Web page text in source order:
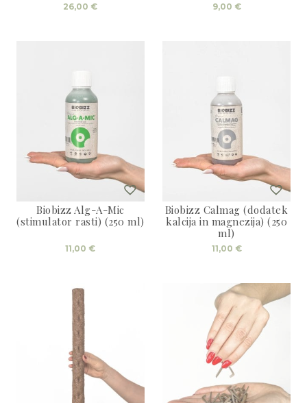
26,00 € 9,00 €
Biobizz Alg-A-Mic
(stimulator rasti) (250 ml)
11,00 €
Biobizz Calmag (dodatek
kalcija in magnezija) (250
ml)
11,00 €